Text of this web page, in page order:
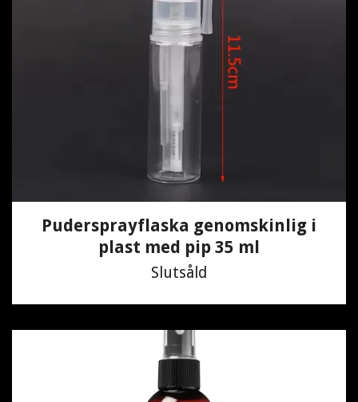
Pudersprayflaska genomskinlig i
plast med pip 35 ml
Slutsåld